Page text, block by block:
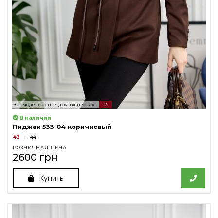
Эта модель есть в других цветах 2
В наличии
Пиджак 533-04 коричневый
42 44
РОЗНИЧНАЯ ЦЕНА
2600 грн
Купить